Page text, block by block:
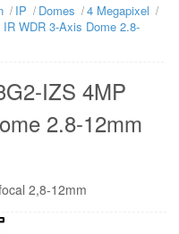
IP Domes
4 Megapixel
WDR 3-Axis Dome 2.8-
IZS 4MP
2.8-12mm
2,8-12mm